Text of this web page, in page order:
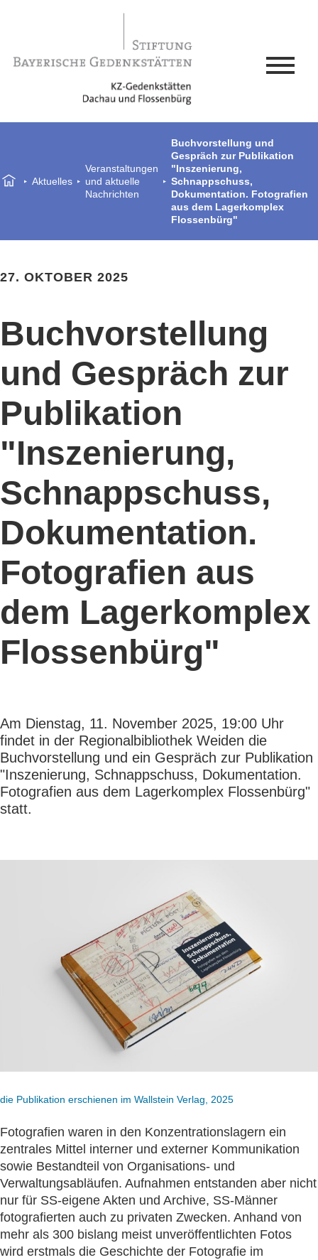
Aktuelles
Veranstaltungen
und aktuelle
Nachrichten
Buchvorstellung und
Gespräch zur Publikation
"Inszenierung,
Schnappschuss,
Dokumentation. Fotografien
aus dem Lagerkomplex
Flossenbürg"
27. OKTOBER 2025
Buchvorstellung
und Gespräch zur
Publikation
"Inszenierung,
Schnappschuss,
Dokumentation.
Fotografien aus
dem Lagerkomplex
Flossenbürg"
Am Dienstag, 11. November 2025, 19:00 Uhr
findet in der Regionalbibliothek Weiden die
Buchvorstellung und ein Gespräch zur Publikation
"Inszenierung, Schnappschuss, Dokumentation.
Fotografien aus dem Lagerkomplex Flossenbürg"
statt.
die Publikation erschienen im Wallstein Verlag, 2025
Fotografien waren in den Konzentrationslagern ein
zentrales Mittel interner und externer Kommunikation
sowie Bestandteil von Organisations- und
Verwaltungsabläufen. Aufnahmen entstanden aber nicht
nur für SS-eigene Akten und Archive, SS-Männer
fotografierten auch zu privaten Zwecken. Anhand von
mehr als 300 bislang meist unveröffentlichten Fotos
wird erstmals die Geschichte der Fotografie im